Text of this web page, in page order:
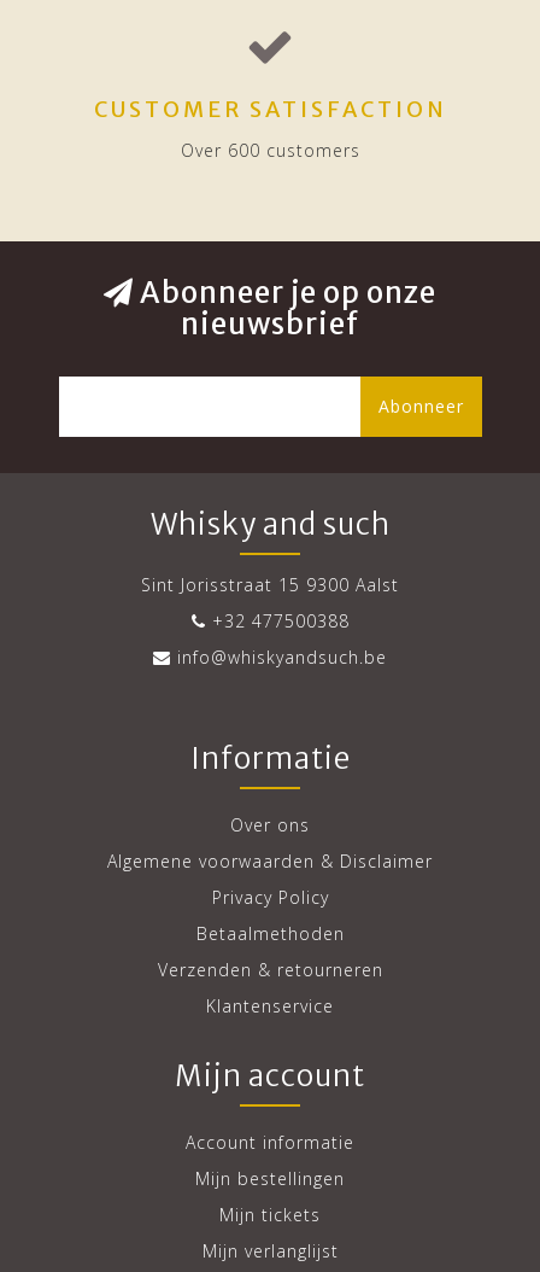
CUSTOMER SATISFACTION
Over 600 customers
Abonneer je op onze
nieuwsbrief
Abonneer
Whisky and such
Sint Jorisstraat 15 9300 Aalst
+32 477500388
info@whiskyandsuch.be
Informatie
Over ons
Algemene voorwaarden & Disclaimer
Privacy Policy
Betaalmethoden
Verzenden & retourneren
Klantenservice
Mijn account
Account informatie
Mijn bestellingen
Mijn tickets
Mijn verlanglijst